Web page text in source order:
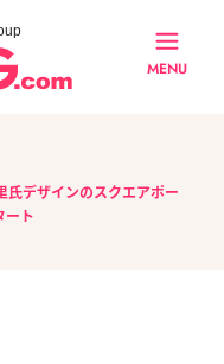
MENU
氏デザインのスクエアポー
ート